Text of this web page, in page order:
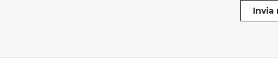
Invia